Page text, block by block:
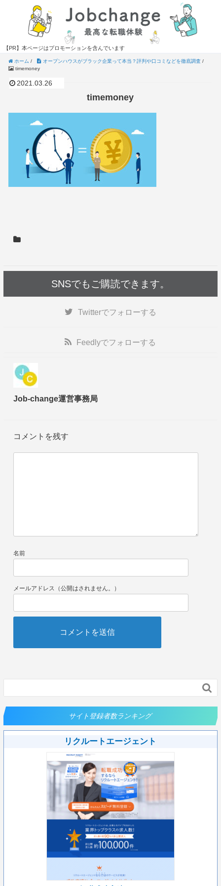
【PR】本ページはプロモーションを含んでいます
ホーム / オープンハウスがブラック企業って本当？評判や口コミなどを徹底調査/
timemoney
2021.03.26
timemoney
SNSでもご購読できます。
Twitterでフォローする
Feedlyでフォローする
Job-change運営事務局
コメントを残す
名前
メールアドレス（公開はされません。）

サイト登録者数ランキング
リクルートエージェント